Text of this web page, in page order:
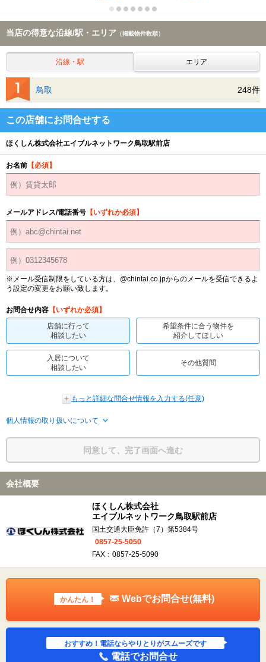
当店の得意な沿線/駅・エリア （掲載物件数順）
沿線・駅 エリア
鳥取 248件
この店舗にお問合せする
ほくしん株式会社エイブルネットワーク鳥取駅前店
お名前 【必須】
メールアドレス/電話番号 【いずれか必須】
※メール受信制限をしている方は、@chintai.co.jpからのメールを受信できるよ
う設定の変更をお願い致します。
お問合せ内容 【いずれか必須】
店舗に行って
相談したい
希望条件に合う物件を
紹介してほしい
入居について
相談したい
その他質問
もっと詳細な問合せ情報を入力する(任意)
個人情報の取り扱いについて
同意して、完了画面へ進む
会社概要
ほくしん株式会社
エイブルネットワーク鳥取駅前店
国土交通大臣免許（7）第5384号
0857-25-5050
FAX：0857-25-5090
かんたん！ Webでお問合せ(無料)
おすすめ！電話ならやりとりがスムーズです
電話でお問合せ